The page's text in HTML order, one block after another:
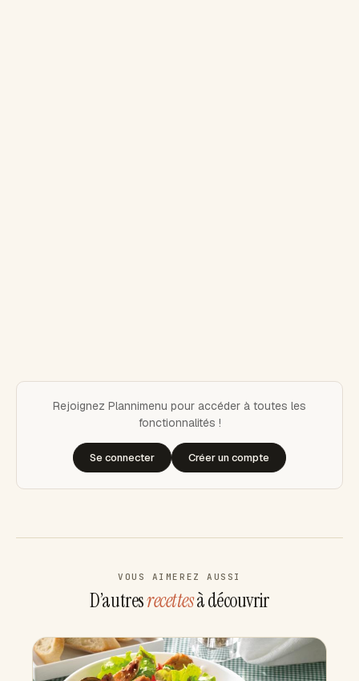
Rejoignez Plannimenu pour accéder à toutes les
fonctionnalités !
Se connecter Créer un compte
VOUS AIMEREZ AUSSI
D’autresrecettesà découvrir